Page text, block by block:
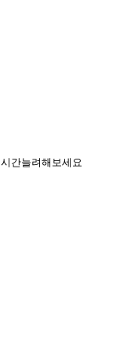
간늘려해보세요